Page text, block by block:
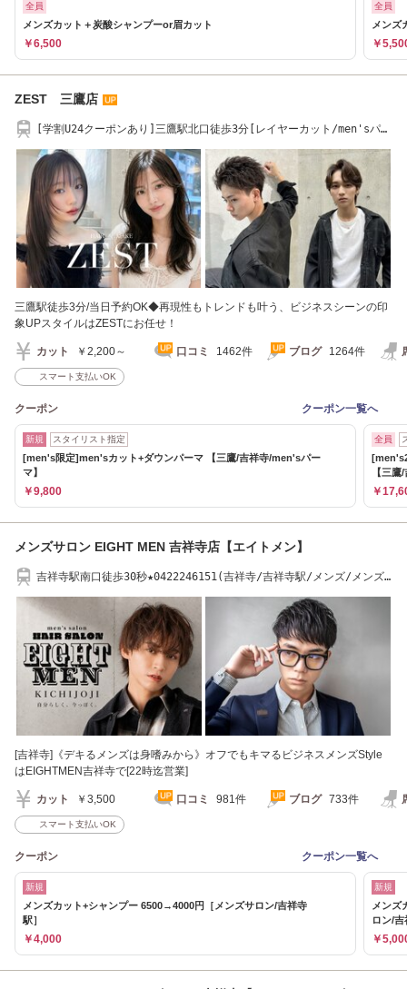
全員
メンズカット＋炭酸シャンプーor眉カット
￥6,500
全員
メンズ
￥
ZEST 三鷹店
[学割U24クーポンあり]三鷹駅北口徒歩3分[レイヤーカット/men'sパー
三鷹駅徒歩3分/当日予約OK◆再現性もトレンドも叶う、ビジネスシーンの印
象UPスタイルはZESTにお任せ！
カット ￥2,200～ 口コミ 1462件 ブログ 1264件
スマート支払いOK
クーポン クーポン一覧へ
新規 スタイリスト指定
[men's限定]men'sカット+ダウンパーマ 【三鷹/吉祥寺/men'sパー
マ】
￥9,800
全員
【三鷹
￥
メンズサロン EIGHT MEN 吉祥寺店【エイトメン】
吉祥寺駅南口徒歩30秒★0422246151(吉祥寺/吉祥寺駅/メンズ/メンズ
[吉祥寺]《デキるメンズは身嗜みから》オフでもキマるビジネスメンズStyle
はEIGHTMEN吉祥寺で[22時迄営業]
カット ￥3,500 口コミ 981件 ブログ 733件
スマート支払いOK
クーポン クーポン一覧へ
新規
メンズカット+シャンプー 6500→4000円［メンズサロン/吉祥寺
駅］
￥4,000
新規
メンズ
ロン/
￥